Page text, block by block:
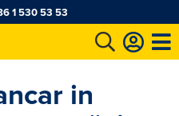
1 530 53 53
in